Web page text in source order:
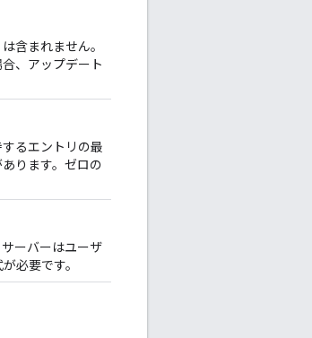
含まれません。
、アップデート
るエントリの最
ります。ゼロの
ーバーはユーザ
必要です。